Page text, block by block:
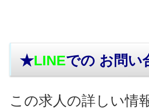
★LINEでの お問い
この求人の詳しい情